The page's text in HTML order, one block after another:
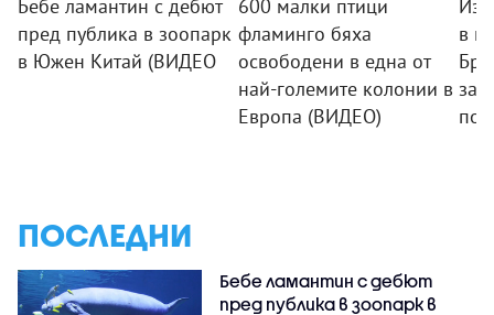
Бебе ламантин с дебют
пред публика в зоопарк
в Южен Китай (ВИДЕО
600 малки птици
фламинго бяха
освободени в една от
най-големите колонии в
Европа (ВИДЕО)
в
ПОСЛЕДНИ
Бебе ламантин с дебют
пред публика в зоопарк в